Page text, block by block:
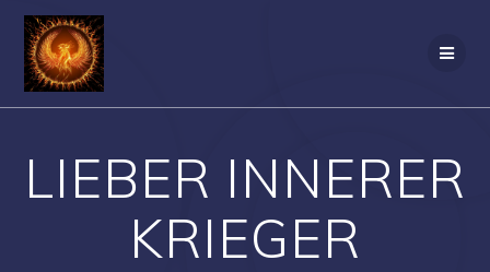
LIEBER INNERER
KRIEGER